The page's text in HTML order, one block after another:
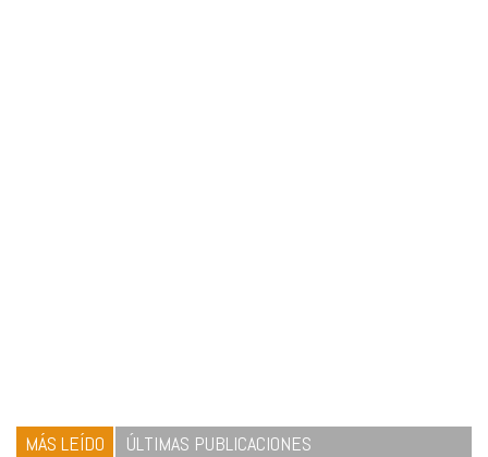
MÁS LEÍDO ÚLTIMAS PUBLICACIONES